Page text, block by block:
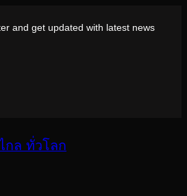
and get updated with latest news
กล ทั่วโลก